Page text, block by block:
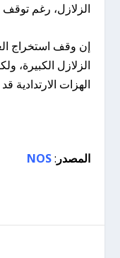
الزلازل، رغم توقف
إن وقف استخراج
الزلازل الكبيرة،
الهزات الارتدادية
المصدر :
NOS